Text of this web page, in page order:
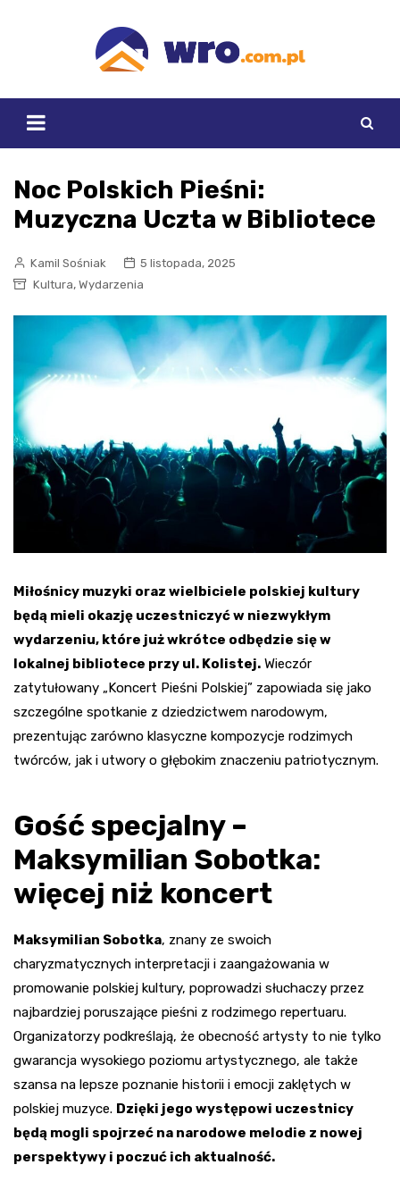
Noc Polskich Pieśni:
Muzyczna Uczta w Bibliotece
Kamil Sośniak
5 listopada, 2025
Kultura, Wydarzenia
Miłośnicy muzyki oraz wielbiciele polskiej kultury
będą mieli okazję uczestniczyć w niezwykłym
wydarzeniu, które już wkrótce odbędzie się w
lokalnej bibliotece przy ul. Kolistej. Wieczór
zatytułowany „Koncert Pieśni Polskiej” zapowiada się jako
szczególne spotkanie z dziedzictwem narodowym,
prezentując zarówno klasyczne kompozycje rodzimych
twórców, jak i utwory o głębokim znaczeniu patriotycznym.
Gość specjalny –
Maksymilian Sobotka:
więcej niż koncert
Maksymilian Sobotka, znany ze swoich
charyzmatycznych interpretacji i zaangażowania w
promowanie polskiej kultury, poprowadzi słuchaczy przez
najbardziej poruszające pieśni z rodzimego repertuaru.
Organizatorzy podkreślają, że obecność artysty to nie tylko
gwarancja wysokiego poziomu artystycznego, ale także
szansa na lepsze poznanie historii i emocji zaklętych w
polskiej muzyce. Dzięki jego występowi uczestnicy
będą mogli spojrzeć na narodowe melodie z nowej
perspektywy i poczuć ich aktualność.